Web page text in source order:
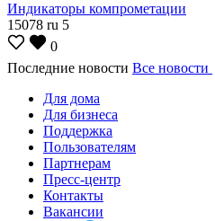
Индикаторы компрометации
15078 ru 5
0
Последние новости Все новости
Для дома
Для бизнеса
Поддержка
Пользователям
Партнерам
Пресс-центр
Контакты
Вакансии